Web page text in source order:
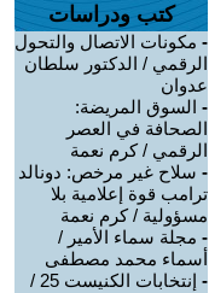
كتب ودراسات
- مكونات الاتصال والتحول
الرقمي / الدكتور سلطان
عدوان
- السوق المريضة:
الصحافة في العصر
الرقمي / كرم نعمة
- سلاح غير مرخص: دونالد
ترامب قوة إعلامية بلا
مسؤولية / كرم نعمة
- مجلة سماء الأمير /
أسماء محمد مصطفى
-
إنتخابات الكنيست 25 /